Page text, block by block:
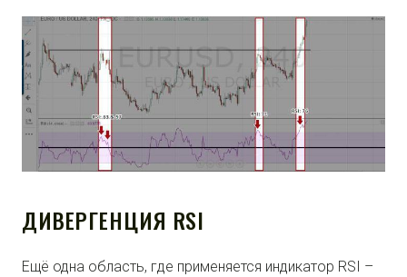
ДИВЕРГЕНЦИЯ RSI
Ещё одна область, где применяется индикатор RSI –